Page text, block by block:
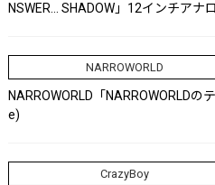
NSWER… SHADOW」12インチアナ
NARROWORLD
NARROWORLD「NARROWORLD
e)
CrazyBoy